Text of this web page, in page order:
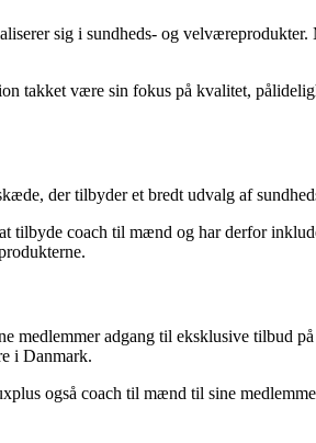
sig i sundheds- og
takket være sin fokus på kvalitet,
der tilbyder et bredt udvalg af
tilbyde coach til mænd og har derfor
medlemmer adgang til eksklusive tilbud
i Danmark.
også coach til mænd til sine